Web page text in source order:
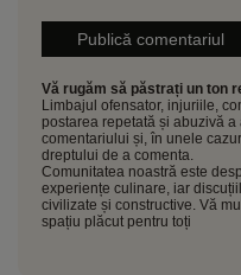
Vă rugăm să păstrați un ton
Limbajul ofensator, injuriile,
postarea repetată și abuzivă
comentariului și, în unele
dreptului de a comenta.
Comunitatea noastră este
experiențe culinare, iar
civilizate și constructive. Vă
spațiu plăcut pentru toți